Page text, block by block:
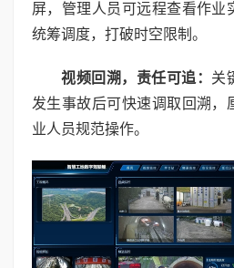
屏，管理人员可远程查看作业
统筹调度，打破时空限制。
视频回溯，责任可追： 关
发生事故后可快速调取回溯，
业人员规范操作。